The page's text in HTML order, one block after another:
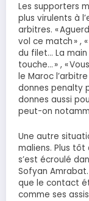
Les supporters
plus virulents à
arbitres. «
vol ce match » ,
du filet… La
touche… » , «
le Maroc
donnes penalty
donnes aussi
peut-on
Une autre
maliens. Plus
s’est écroulé
Sofyan
que le contact
comme ses